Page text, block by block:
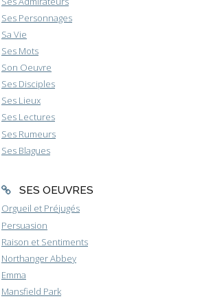
Ses Personnages
Sa Vie
Ses Mots
Son Oeuvre
Ses Disciples
Ses Lieux
Ses Lectures
Ses Rumeurs
Ses Blagues
SES OEUVRES
Orgueil et Préjugés
Persuasion
Raison et Sentiments
Northanger Abbey
Emma
Mansfield Park